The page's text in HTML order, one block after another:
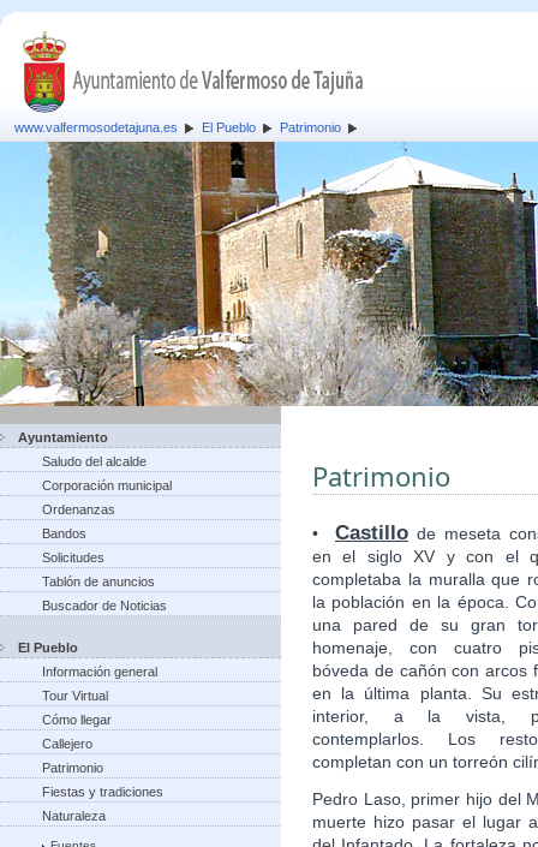
www.valfermosodetajuna.es El Pueblo Patrimonio
Ayuntamiento
Saludo del alcalde
Corporación municipal
Ordenanzas
Bandos
Solicitudes
Tablón de anuncios
Buscador de Noticias
El Pueblo
Información general
Tour Virtual
Cómo llegar
Callejero
Patrimonio
Fiestas y tradiciones
Naturaleza
Patrimonio
• Castillo de meseta
en el siglo XV y con el
completaba la muralla que
la población en la época.
una pared de su gran
homenaje, con cuatro
bóveda de cañón con arcos
en la última planta. Su
interior, a la vista,
contemplarlos. Los
completan con un torreón
Pedro Laso, primer hijo del
muerte hizo pasar el lugar